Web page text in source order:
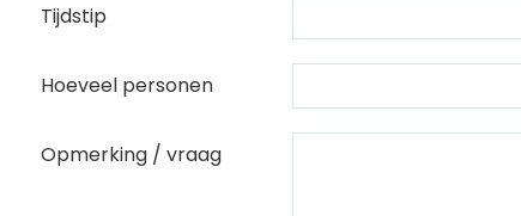
Tijdstip
Hoeveel personen
Opmerking / vraag